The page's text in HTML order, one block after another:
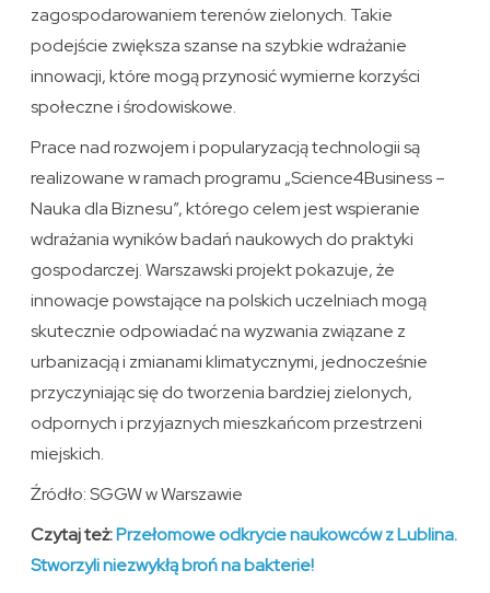
zagospodarowaniem terenów zielonych. Takie
podejście zwiększa szanse na szybkie wdrażanie
innowacji, które mogą przynosić wymierne korzyści
społeczne i środowiskowe.
Prace nad rozwojem i popularyzacją technologii są
realizowane w ramach programu „Science4Business –
Nauka dla Biznesu”, którego celem jest wspieranie
wdrażania wyników badań naukowych do praktyki
gospodarczej. Warszawski projekt pokazuje, że
innowacje powstające na polskich uczelniach mogą
skutecznie odpowiadać na wyzwania związane z
urbanizacją i zmianami klimatycznymi, jednocześnie
przyczyniając się do tworzenia bardziej zielonych,
odpornych i przyjaznych mieszkańcom przestrzeni
miejskich.
Źródło: SGGW w Warszawie
Czytaj też:Przełomowe odkrycie naukowców z Lublina.
Stworzyli niezwykłą broń na bakterie!